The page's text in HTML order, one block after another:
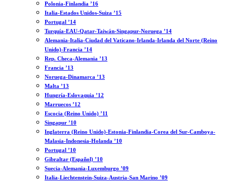
Polonia-Finlandia ’16
Italia-Estados Unidos-Suiza ’15
Portugal ’14
Turquía-EAU-Qatar-Taiwán-Singapur-Noruega ’14
Alemania-Italia-Ciudad del Vaticano-Irlanda-Irlanda del Norte (Reino
Unido)-Francia ’14
Rep. Checa-Alemania ’13
Francia ’13
Noruega-Dinamarca ’13
Malta ’13
Hungría-Eslovaquia ’12
Marruecos ’12
Escocia (Reino Unido) ’11
Singapur ’10
Inglaterra (Reino Unido)-Estonia-Finlandia-Corea del Sur-Camboya-
Malasia-Indonesia-Holanda ’10
Portugal ’10
Gibraltar (Español) ’10
Suecia-Alemania-Luxemburgo ’09
Italia-Liechtenstein-Suiza-Austria-San Marino ’09